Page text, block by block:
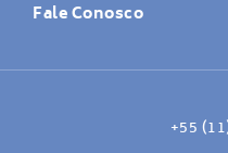
Fale Conosco
+55